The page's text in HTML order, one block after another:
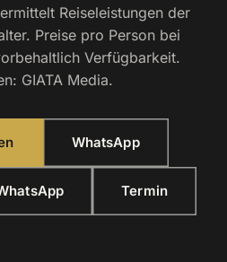
Reiseleistungen der
Preise pro Person bei
Verfügbarkeit.
GIATA Media.
WhatsApp
Termin